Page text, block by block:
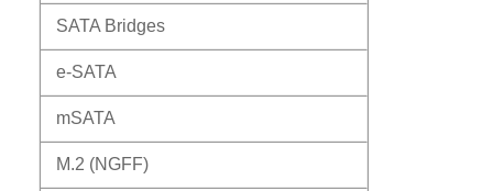
SATA Bridges
e-SATA
mSATA
M.2 (NGFF)